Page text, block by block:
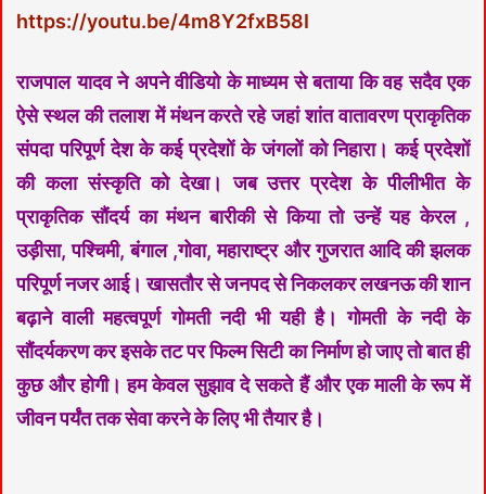
https://youtu.be/4m8Y2fxB58I
राजपाल यादव ने अपने वीडियो के माध्यम से बताया कि वह सदैव एक
ऐसे स्थल की तलाश में मंथन करते रहे जहां शांत वातावरण प्राकृतिक
संपदा परिपूर्ण देश के कई प्रदेशों के जंगलों को निहारा। कई प्रदेशों
की कला संस्कृति को देखा। जब उत्तर प्रदेश के पीलीभीत के
प्राकृतिक सौंदर्य का मंथन बारीकी से किया तो उन्हें यह केरल ,
उड़ीसा, पश्चिमी, बंगाल ,गोवा, महाराष्ट्र और गुजरात आदि की झलक
परिपूर्ण नजर आई। खासतौर से जनपद से निकलकर लखनऊ की शान
बढ़ाने वाली महत्वपूर्ण गोमती नदी भी यही है। गोमती के नदी के
सौंदर्यकरण कर इसके तट पर फिल्म सिटी का निर्माण हो जाए तो बात ही
कुछ और होगी। हम केवल सुझाव दे सकते हैं और एक माली के रूप में
जीवन पर्यंत तक सेवा करने के लिए भी तैयार है।